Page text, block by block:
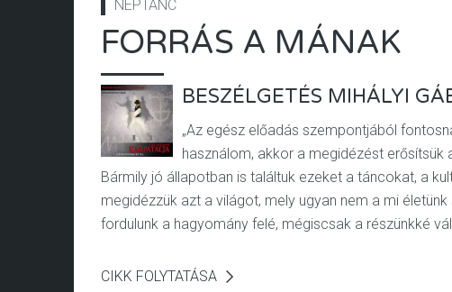
NÉPTÁNC
FORRÁS A MÁNAK
BESZÉLGETÉS MIHÁLYI
„Az egész előadás szempontjából
használom, akkor a megidézést erősítsük
Bármily jó állapotban is találtuk ezeket a táncokat, a
megidézzük azt a világot, mely ugyan nem a mi
fordulunk a hagyomány felé, mégiscsak a részünkké
CIKK FOLYTATÁSA